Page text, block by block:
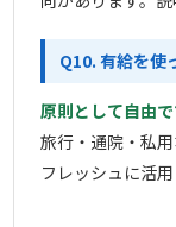
Q10. 有給を使
原則として自由で
旅行・通院・私
フレッシュに活用